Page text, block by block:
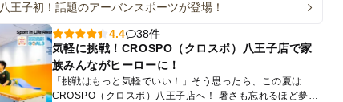
八王子初！話題のアーバンスポーツが登場！
4.4
38件
気軽に挑戦！CROSPO（クロスポ）八王子店で家
族みんながヒーローに！
「挑戦はもっと気軽でいい！」そう思ったら、この夏は
CROSPO（クロスポ）八王子店へ！ 暑さも忘れるほど夢中